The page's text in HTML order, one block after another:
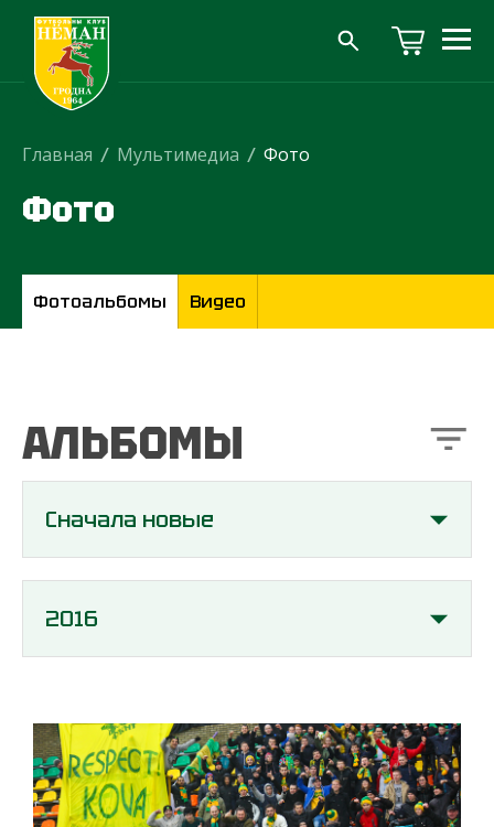
Главная / Мультимедиа / Фото
Фото
Фотоальбомы Видео
АЛЬБОМЫ
Сначала новые
2016